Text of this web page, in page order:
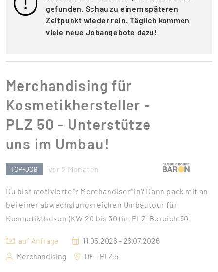
gefunden. Schau zu einem späteren
Zeitpunkt wieder rein. Täglich kommen
viele neue Jobangebote dazu!
Merchandising für
Kosmetikhersteller -
PLZ 50 - Unterstütze
uns im Umbau!
TOP-JOB vor 2 Monaten
Du bist motivierte*r Merchandiser*in? Dann pack mit an
bei einer abwechslungsreichen Umbautour für
Kosmetiktheken (KW 20 bis 30) im PLZ-Bereich 50!
auf Anfrage
11.05.2026 - 26.07.2026
Merchandising
DE - PLZ 5